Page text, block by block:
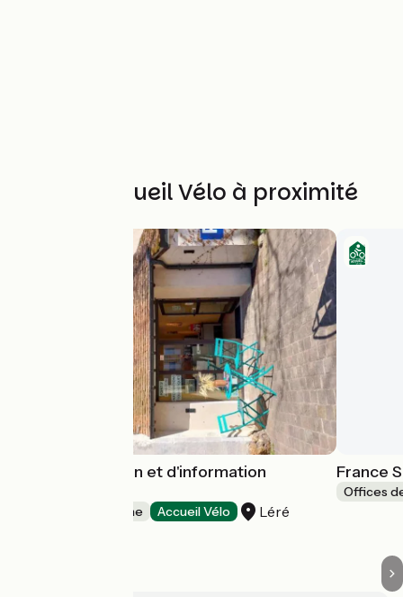
Autres Accueil Vélo à proximité
Point d'animation et d'information
Offices de Tourisme Accueil Vélo Léré
France
Offices